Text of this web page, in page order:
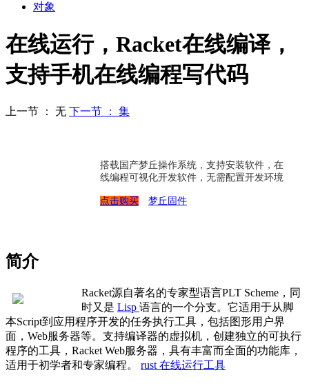
对象
在线运行，Racket在线编译，
支持手机在线编程写代码
上一节 ： 无 下一节 ： 集
搭载国产梦丘操作系统，支持安装软件，在
线编程可视化开发软件，无需配置开发环境
点击购买 梦丘固件
简介
Racket源自著名的专家型语言PLT Scheme，同
时又是 Lisp 语言的一个分支。它适用于从脚
本Script到应用程序开发的任务执行工具，包括图形用户界
面，Web服务器等。支持编译器的虚拟机，创建独立的可执行
程序的工具，Racket Web服务器，具有丰富而全面的功能库，
适用于初学者和专家编程。 rust 在线运行工具